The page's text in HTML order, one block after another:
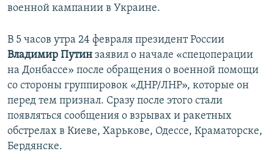
военной кампании в Украине.
В 5 часов утра 24 февраля президент России
Владимир Путин заявил о начале «спецоперации
на Донбассе» после обращения о военной помощи
со стороны группировок «ДНР/ЛНР», которые он
перед тем признал. Сразу после этого стали
появляться сообщения о взрывах и ракетных
обстрелах в Киеве, Харькове, Одессе, Краматорске,
Бердянске.